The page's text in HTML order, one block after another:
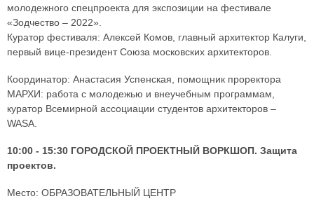
молодежного спецпроекта для экспозиции на фестивале
«Зодчество – 2022».
Куратор фестиваля: Алексей Комов, главный архитектор Калуги,
первый вице-президент Союза московских архитекторов.
Координатор: Анастасия Успенская, помощник проректора
МАРХИ: работа с молодежью и внеучебным программам,
куратор Всемирной ассоциации студентов архитекторов –
WASA.
10:00 - 15:30 ГОРОДСКОЙ ПРОЕКТНЫЙ ВОРКШОП. Защита
проектов.
Место: ОБРАЗОВАТЕЛЬНЫЙ ЦЕНТР